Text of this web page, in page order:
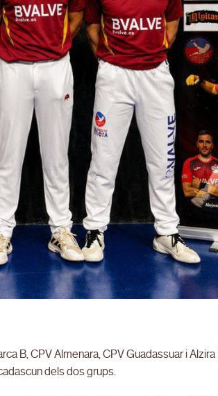
B, CPV Almenara, CPV Guadassuar i Alzira
dels dos grups.